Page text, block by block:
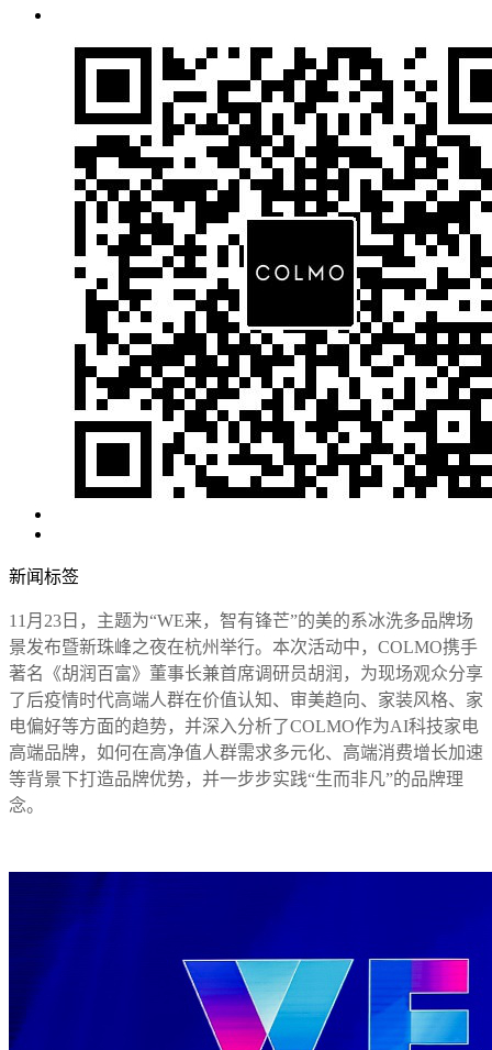
新闻标签
11月23日，主题为“WE来，智有锋芒”的美的系冰洗多品牌场
景发布暨新珠峰之夜在杭州举行。本次活动中，COLMO携手
著名《胡润百富》董事长兼首席调研员胡润，为现场观众分享
了后疫情时代高端人群在价值认知、审美趋向、家装风格、家
电偏好等方面的趋势，并深入分析了COLMO作为AI科技家电
高端品牌，如何在高净值人群需求多元化、高端消费增长加速
等背景下打造品牌优势，并一步步实践“生而非凡”的品牌理
念。